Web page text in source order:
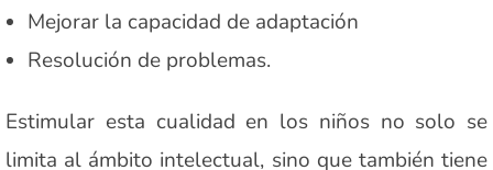
Mejorar la capacidad de adaptación
Resolución de problemas.
Estimular esta cualidad en los niños no solo se
limita al ámbito intelectual, sino que también tiene